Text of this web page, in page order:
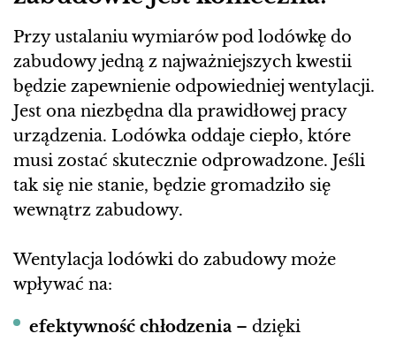
Przy ustalaniu wymiarów pod lodówkę do
zabudowy jedną z najważniejszych kwestii
będzie zapewnienie odpowiedniej wentylacji.
Jest ona niezbędna dla prawidłowej pracy
urządzenia. Lodówka oddaje ciepło, które
musi zostać skutecznie odprowadzone. Jeśli
tak się nie stanie, będzie gromadziło się
wewnątrz zabudowy.
Wentylacja lodówki do zabudowy może
wpływać na:
efektywność chłodzenia – dzięki